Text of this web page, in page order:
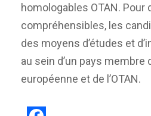
homologables OTAN.
compréhensibles, les
des moyens d’études et
au sein d’un pays membre
européenne et de l’OTAN.